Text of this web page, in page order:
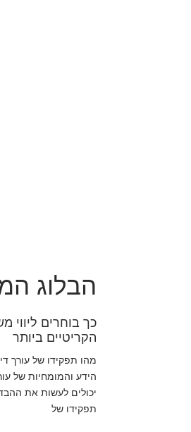
הבלוג
כך בוחרים ליווי
הקריטיים ביותר
מהו תפקידו של עורך
הידע והמומחיות של
יכולים לעשות את
תפקידו של